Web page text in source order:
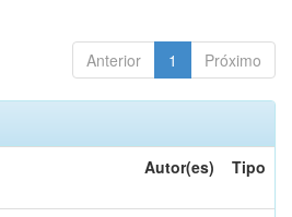
Anterior 1 Próximo
Autor(es) Tipo